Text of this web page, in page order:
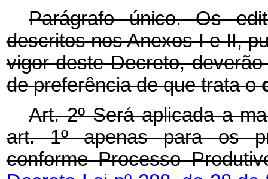
Parágrafo único. Os
descritos nos Anexos I e II,
vigor deste Decreto,
de preferência de que trata o
Art. 2º Será aplicada a
art. 1º apenas para os
conforme Processo